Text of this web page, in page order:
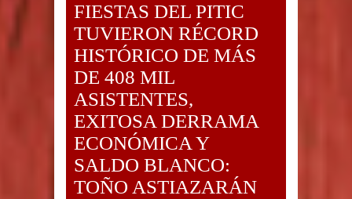
FIESTAS DEL PITIC
TUVIERON RÉCORD
HISTÓRICO DE MÁS
DE 408 MIL
ASISTENTES,
EXITOSA DERRAMA
ECONÓMICA Y
SALDO BLANCO:
TOÑO ASTIAZARÁN